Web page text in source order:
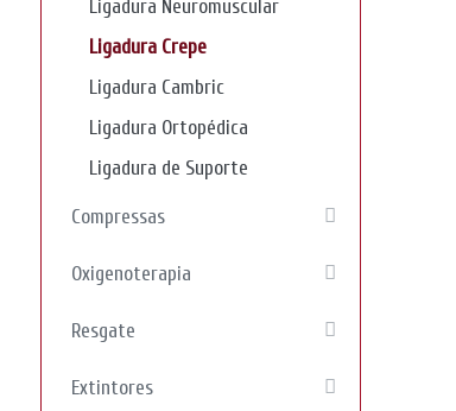
Ligadura Neuromuscular
Ligadura Crepe
Ligadura Cambric
Ligadura Ortopédica
Ligadura de Suporte
Compressas
Oxigenoterapia
Resgate
Extintores